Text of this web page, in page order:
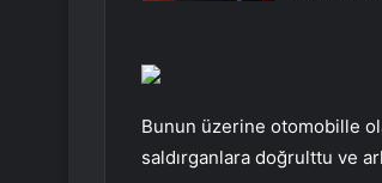
Bunun üzerine otomobille
saldırganlara doğrulttu ve